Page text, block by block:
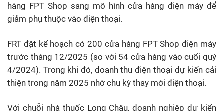
hàng FPT Shop sang mô hình cửa hàng điện máy để
giảm phụ thuộc vào điện thoại.
FRT đặt kế hoạch có 200 cửa hàng FPT Shop điện máy
trước tháng 12/2025 (so với 54 cửa hàng vào cuối quý
4/2024). Trong khi đó, doanh thu điện thoại dự kiến cải
thiện trong năm 2025 nhờ chu kỳ thay mới điện thoại.
Với chuỗi nhà thuốc Long Châu, doanh nghiệp dự kiến